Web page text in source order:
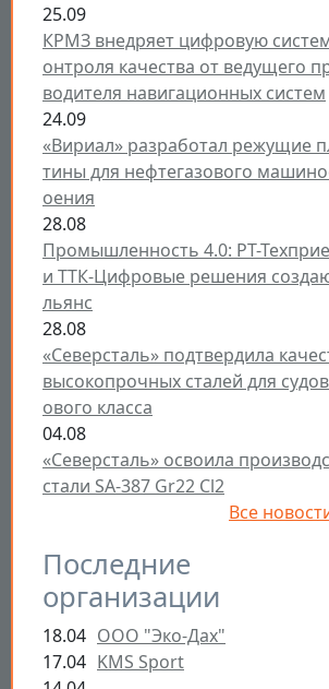
25.09
КРМЗ внедряет цифровую
онтроля качества от ведущего
водителя навигационных систем
24.09
«Вириал» разработал режущие
тины для нефтегазового
оения
28.08
Промышленность 4.0: РТ-
и ТТК-Цифровые решения
льянс
28.08
«Северсталь» подтвердила
высокопрочных сталей для
ового класса
04.08
«Северсталь» освоила
стали SA-387 Gr22 Cl2
Все
Последние
организации
18.04 ООО "Эко-Дах"
17.04 KMS Sport